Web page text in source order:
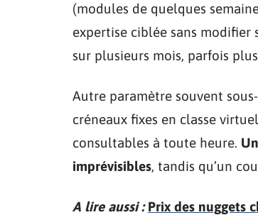
(modules de quelques
expertise ciblée sans modifier
sur plusieurs mois, parfois
Autre paramètre souvent
créneaux fixes en classe
consultables à toute heure.
imprévisibles, tandis qu’un
A lire aussi : Prix des nuggets